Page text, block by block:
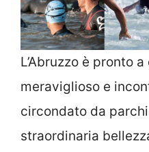
L’Abruzzo è pronto
meraviglioso e
circondato da
straordinaria